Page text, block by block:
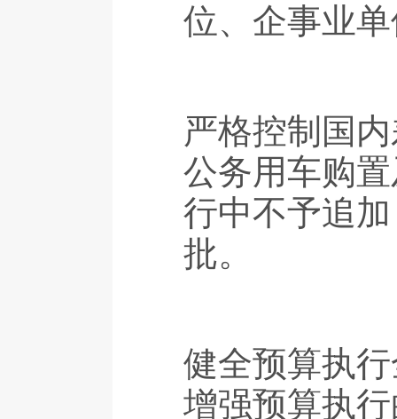
位、企事业
严格控制国
公务用车购
行中不予追
批。
健全预算执
增强预算执